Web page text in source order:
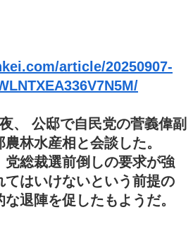
article/20250907-
、 公邸で自民党の菅義偉副
林水産相と会談した。
党総裁選前倒しの要求が強
てはいけないという前提の
退陣を促したもようだ。